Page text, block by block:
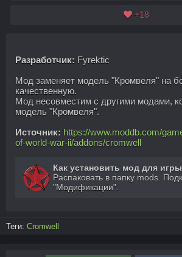
+18
Разработчик: Fyrektic
Мод заменяет модель "Кромвеля" на
качественную.
Мод несовместим с другими модами,
модель "Кромвеля".
Источник: https://www.moddb.com/
of-world-war-ii/addons/cromwell
Как установить мод для
Распаковать в папку mods.
"Модификации".
Теги: Cromwell